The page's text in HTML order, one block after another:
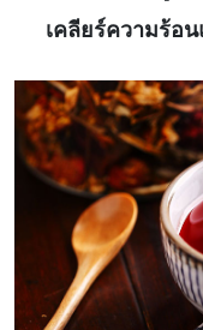
โรค หัวใจ
น
เคลียร์ความร้อ